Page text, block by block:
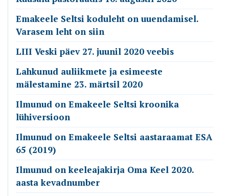
Emakeele Seltsi koduleht on uuendamisel.
Varasem leht on siin
LIII Veski päev 27. juunil 2020 veebis
Lahkunud auliikmete ja esimeeste
mälestamine 23. märtsil 2020
Ilmunud on Emakeele Seltsi kroonika
lühiversioon
Ilmunud on Emakeele Seltsi aastaraamat ESA
65 (2019)
Ilmunud on keeleajakirja Oma Keel 2020.
aasta kevadnumber